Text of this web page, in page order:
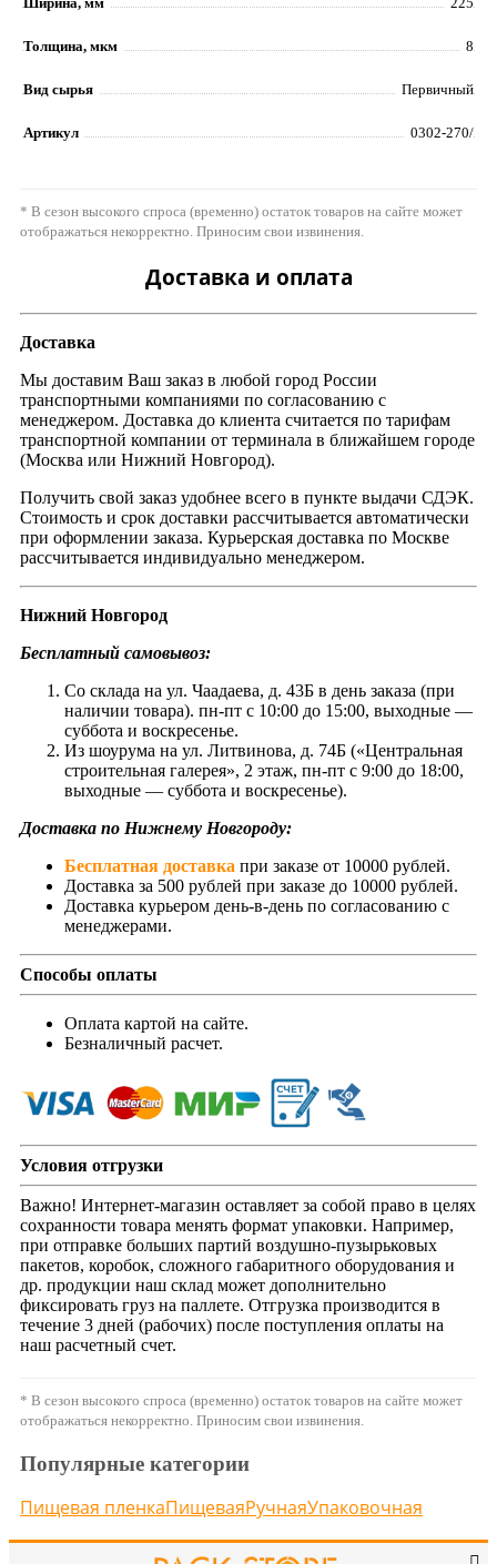
Толщина, мкм 8
Вид сырья Первичный
Артикул 0302-270/
* В сезон высокого спроса (временно) остаток товаров на сайте может
отображаться некорректно. Приносим свои извинения.
Доставка и оплата
Доставка
Мы доставим Ваш заказ в любой город России
транспортными компаниями по согласованию с
менеджером. Доставка до клиента считается по тарифам
транспортной компании от терминала в ближайшем городе
(Москва или Нижний Новгород).
Получить свой заказ удобнее всего в пункте выдачи СДЭК.
Стоимость и срок доставки рассчитывается автоматически
при оформлении заказа. Курьерская доставка по Москве
рассчитывается индивидуально менеджером.
Нижний Новгород
Бесплатный самовывоз:
Со склада на ул. Чаадаева, д. 43Б в день заказа (при
наличии товара). пн-пт с 10:00 до 15:00, выходные —
суббота и воскресенье.
Из шоурума на ул. Литвинова, д. 74Б («Центральная
строительная галерея», 2 этаж, пн-пт с 9:00 до 18:00,
выходные — суббота и воскресенье).
Доставка по Нижнему Новгороду:
Бесплатная доставка при заказе от 10000 рублей.
Доставка за 500 рублей при заказе до 10000 рублей.
Доставка курьером день-в-день по согласованию с
менеджерами.
Способы оплаты
Оплата картой на сайте.
Безналичный расчет.
Условия отгрузки
Важно! Интернет-магазин оставляет за собой право в целях
сохранности товара менять формат упаковки. Например,
при отправке больших партий воздушно-пузырьковых
пакетов, коробок, сложного габаритного оборудования и
др. продукции наш склад может дополнительно
фиксировать груз на паллете. Отгрузка производится в
течение 3 дней (рабочих) после поступления оплаты на
наш расчетный счет.
* В сезон высокого спроса (временно) остаток товаров на сайте может
отображаться некорректно. Приносим свои извинения.
Популярные категории
Пищевая пленкаПищеваяРучнаяУпаковочная